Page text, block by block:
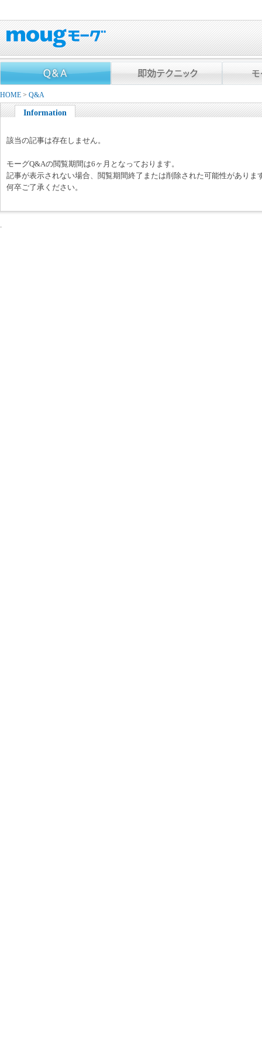
HOME > Q&A
Information
該当の記事は存在しません。
モーグQ&Aの閲覧期間は6ヶ月となっております。
記事が表示されない場合、閲覧期間終了または削除された可能性がありま
何卒ご了承ください。